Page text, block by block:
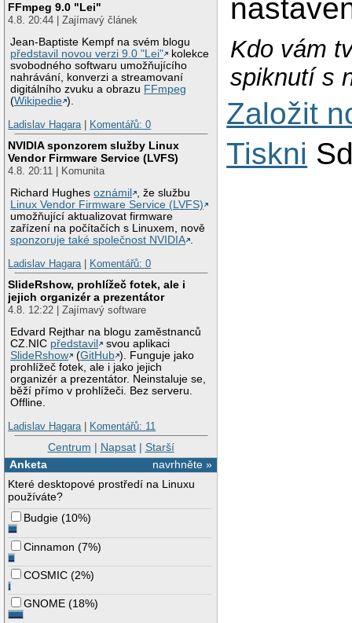
FFmpeg 9.0 "Lei"
4.8. 20:44 | Zajímavý článek
Jean-Baptiste Kempf na svém blogu
představil novou verzi 9.0 "Lei"
kolekce
svobodného softwaru umožňujícího
nahrávání, konverzi a streamovaní
digitálního zvuku a obrazu FFmpeg
(Wikipedie ).
Ladislav Hagara| Komentářů: 0
NVIDIA sponzorem služby Linux
Vendor Firmware Service (LVFS)
4.8. 20:11 | Komunita
Richard Hughesoznámil
, že službu
Linux Vendor Firmware Service (LVFS)
umožňující aktualizovat firmware
zařízení na počítačích s Linuxem, nově
sponzoruje také společnost NVIDIA .
Ladislav Hagara| Komentářů: 0
SlideRshow, prohlížeč fotek, ale i
jejich organizér a prezentátor
4.8. 12:22 | Zajímavý software
Edvard Rejthar na blogu zaměstnanců
CZ.NIC představil
svou aplikaci
SlideRshow
(GitHub ). Funguje jako
prohlížeč fotek, ale i jako jejich
organizér a prezentátor. Neinstaluje se,
běží přímo v prohlížeči. Bez serveru.
Offline.
Ladislav Hagara| Komentářů: 11
Centrum | Napsat| Starší
navrhněte »
Anketa
Které desktopové prostředí na Linuxu
používáte?
Budgie (10%)
Cinnamon (7%)
COSMIC (2%)
GNOME (18%)
Kdo vám
spiknutí s
Založit
Tiskni